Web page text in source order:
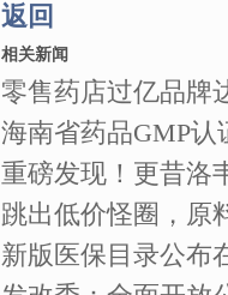
返回
相关新闻
零售药店过亿品牌
海南省药品GMP认
重磅发现！更昔洛
跳出低价怪圈，原
新版医保目录公布